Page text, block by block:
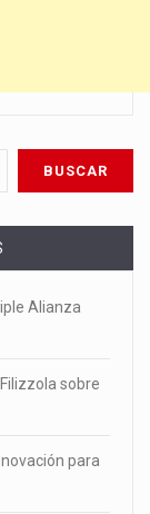
Alianza
sobre
para